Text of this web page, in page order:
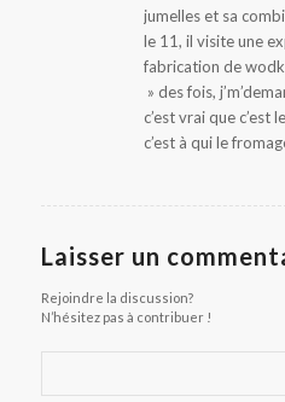
jumelles et sa
le 11, il visite une
fabrication de
» des fois,
c’est vrai que c’est
c’est à qui le
Laisser un
Rejoindre la discussion?
N’hésitez pas à contribuer !